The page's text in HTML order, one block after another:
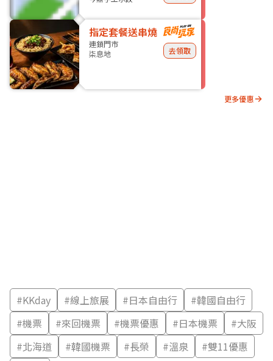
指定套餐送串燒
連鎖門市
柒息地
去領取
更多優惠
#KKday #線上旅展 #日本自由行 #韓國自由行
#機票 #來回機票 #機票優惠 #日本機票 #大阪
#北海道 #韓國機票 #長榮 #溫泉 #雙11優惠